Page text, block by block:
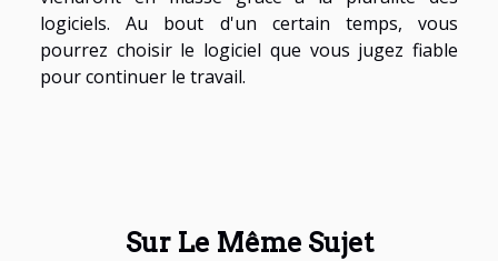
logiciels. Au bout d'un certain temps, vous
pourrez choisir le logiciel que vous jugez fiable
pour continuer le travail.
Sur Le Même Sujet